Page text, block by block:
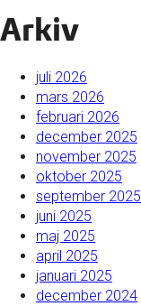
Arkiv
juli 2026
mars 2026
februari 2026
december 2025
november 2025
oktober 2025
september 2025
juni 2025
maj 2025
april 2025
januari 2025
december 2024